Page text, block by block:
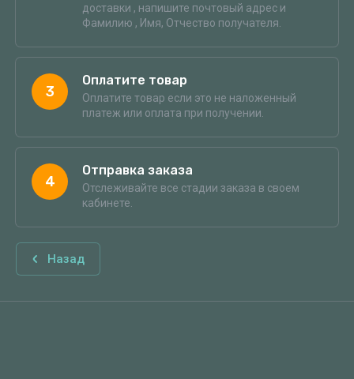
доставки , напишите почтовый адрес и
Фамилию , Имя, Отчество получателя.
3
Оплатите товар
Оплатите товар если это не наложенный
платеж или оплата при получении.
4
Отправка заказа
Отслеживайте все стадии заказа в своем
кабинете.
Назад